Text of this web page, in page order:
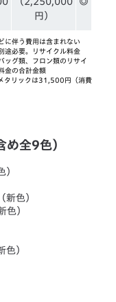
円）
に伴う費用は含まれない
途必要。リサイクル料金
ッグ類、フロン類のリサイ
金の合計金額
タリックは31,500円（消費
め全9色）
）
新色）
色）
色）